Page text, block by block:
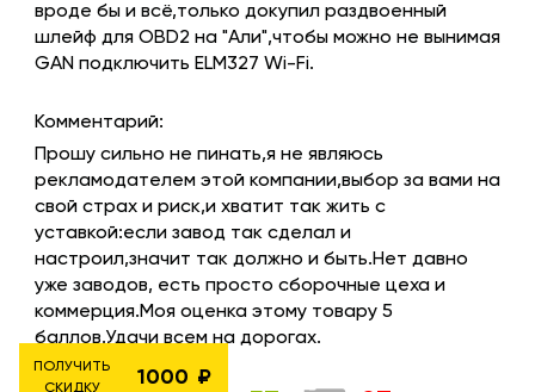
вроде бы и всё,только докупил раздвоенный
шлейф для OBD2 на "Али",чтобы можно не вынимая
GAN подключить ELM327 Wi-Fi.
Комментарий:
Прошу сильно не пинать,я не являюсь
рекламодателем этой компании,выбор за вами на
свой страх и риск,и хватит так жить с
уставкой:если завод так сделал и
настроил,значит так должно и быть.Нет давно
уже заводов, есть просто сборочные цеха и
коммерция.Моя оценка этому товару 5
баллов.Удачи всем на дорогах.
ПОЛУЧИТЬ
СКИДКУ
1000